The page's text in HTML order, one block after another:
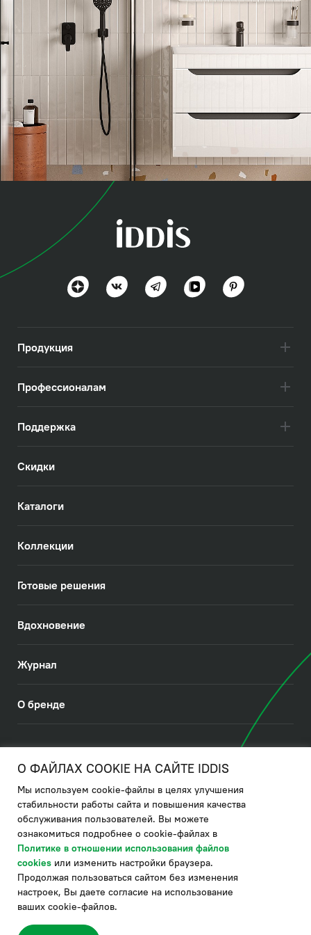
коллекция
Рэй (Ray)
Продукция
Профессионалам
Поддержка
Скидки
Каталоги
Коллекции
Готовые решения
Вдохновение
Журнал
О бренде
Политика в отношении использования файлов cookies
Политика обработки ПДн
Политика в области управления цепочкой поставки
по системе "НСЛС"
Производитель оставляет за собой право в любой момент
вносить изменения в комплектацию, дизайн и характеристики
товара, не ухудшающие его качество.
О ФАЙЛАХ COOKIE НА САЙТЕ IDDIS
Мы используем cookie-файлы в целях улучшения
стабильности работы сайта и повышения качества
обслуживания пользователей. Вы можете
ознакомиться подробнее о cookie-файлах в
Политике в отношении использования файлов
cookies или изменить настройки браузера.
Продолжая пользоваться сайтом без изменения
настроек, Вы даете согласие на использование
ваших cookie-файлов.